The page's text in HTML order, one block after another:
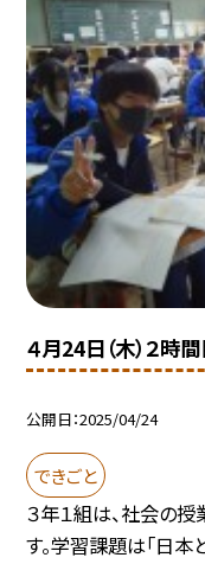
４月24日（木）２時
公開日 2025/04/24
できごと
３年１組は、社会の授
す。学習課題は「日本